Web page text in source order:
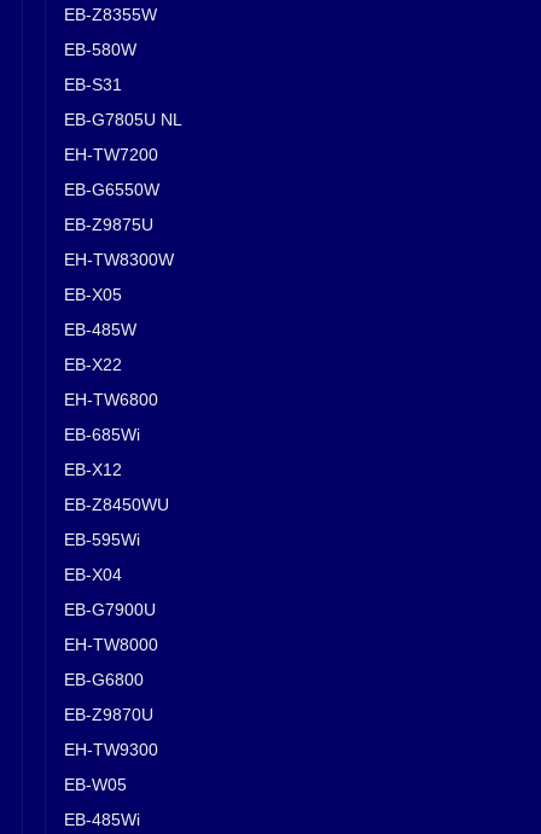
EB-Z8355W
EB-580W
EB-S31
EB-G7805U NL
EH-TW7200
EB-G6550W
EB-Z9875U
EH-TW8300W
EB-X05
EB-485W
EB-X22
EH-TW6800
EB-685Wi
EB-X12
EB-Z8450WU
EB-595Wi
EB-X04
EB-G7900U
EH-TW8000
EB-G6800
EB-Z9870U
EH-TW9300
EB-W05
EB-485Wi